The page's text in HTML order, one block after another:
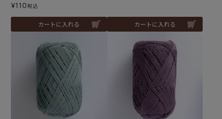
¥110税込
カートに入れる カートに入れる